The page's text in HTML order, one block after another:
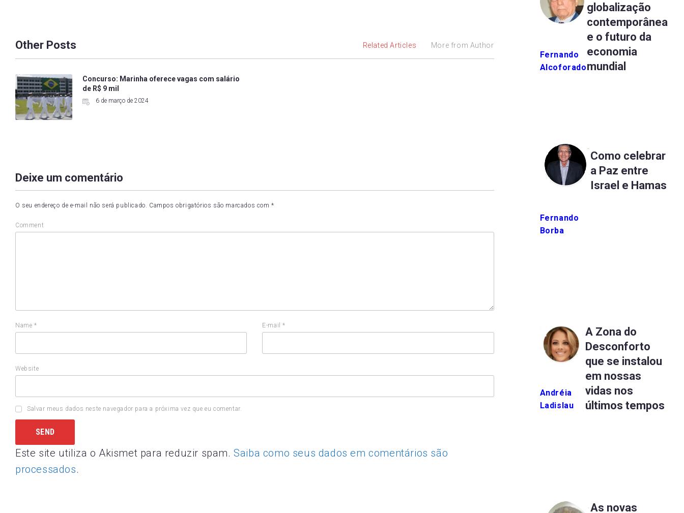
Other Posts Related Articles More from Author
Concurso: Marinha oferece vagas com salário
de R$ 9 mil
6 de março de 2024
Deixe um comentário
O seu endereço de e-mail não será publicado. Campos obrigatórios são marcados com*
Comment
Name * E-mail*
Website
Salvar meus dados neste navegador para a próxima vez que eu comentar.
Este site utiliza o Akismet para reduzir spam.Saiba como seus dados em comentários são
processados.
Fernando
Alcoforado
globalização
contemporânea
e o futuro da
economia
mundial
Fernando
Borba
Como celebrar
a Paz entre
Israel e Hamas
Andréia
Ladislau
A Zona do
Desconforto
que se instalou
em nossas
vidas nos
últimos tempos
As novas